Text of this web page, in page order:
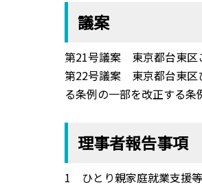
議案
第21号議案 東京都台東区
第22号議案 東京都台東区
る条例の一部を改正する条
理事者報告事項
1 ひとり親家庭就業支援